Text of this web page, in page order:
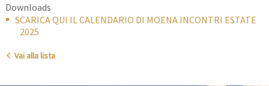
Downloads
SCARICA QUI IL CALENDARIO DI MOENA INCONTRI ESTATE
2025
Vai alla lista